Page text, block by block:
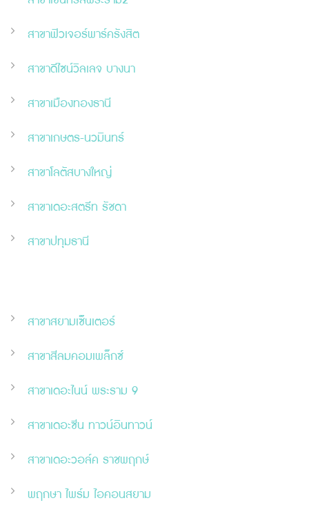
สาขาฟิวเจอร์พาร์ครังสิต
สาขาดีไซน์วิลเลจ บางนา
สาขาเมืองทองธานี
สาขาเกษตร-นวมินทร์
สาขาโลตัสบางใหญ่
สาขาเดอะสตรีท รัชดา
สาขาปทุมธานี
สาขาสยามเซ็นเตอร์
สาขาสีลมคอมเพล็กซ์
สาขาเดอะไนน์ พระราม 9
สาขาเดอะซีน ทาวน์อินทาวน์
สาขาเดอะวอล์ค ราชพฤกษ์
พฤกษา ไพร์ม ไอคอนสยาม